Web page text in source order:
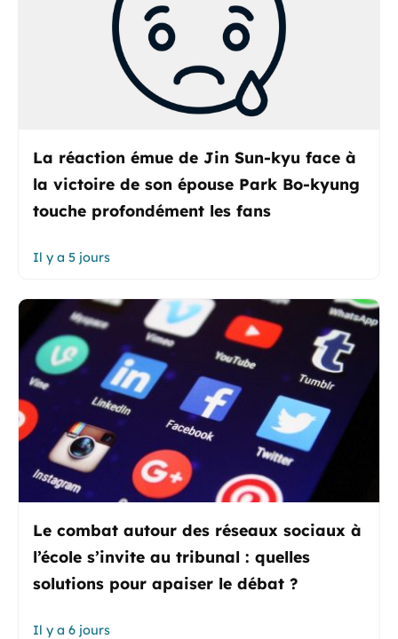
La réaction émue de Jin Sun-kyu face à
la victoire de son épouse Park Bo-kyung
touche profondément les fans
Il y a 5 jours
Le combat autour des réseaux sociaux à
l’école s’invite au tribunal : quelles
solutions pour apaiser le débat ?
Il y a 6 jours